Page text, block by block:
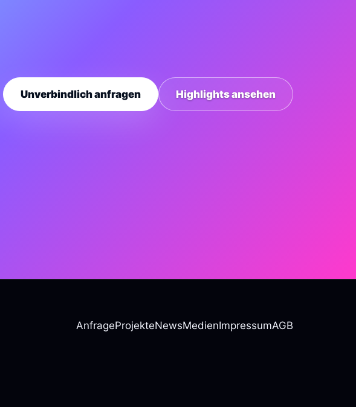
Unverbindlich anfragen Highlights ansehen
AnfrageProjekteNewsMedienImpressumAGB